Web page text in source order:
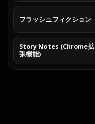
フラッシュフィクション
Story Notes (Chrome拡
張機能)